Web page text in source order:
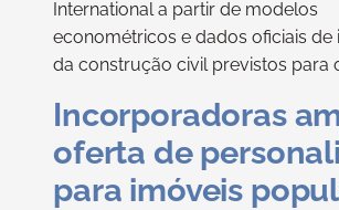
International a partir de modelos
econométricos e dados oficiais de
da construção civil previstos para
Incorporadoras
oferta de
para imóveis